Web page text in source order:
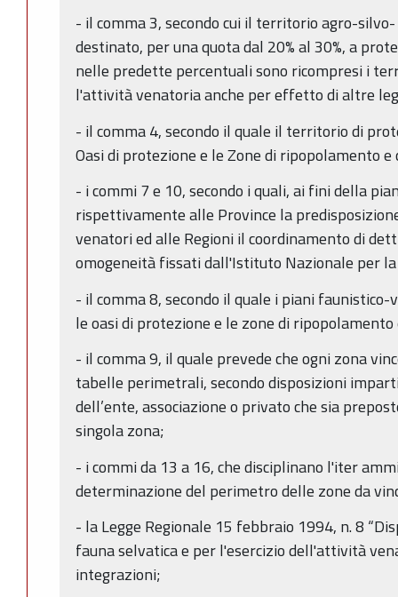
- il comma 3, secondo cui il territorio agro-
destinato, per una quota dal 20% al 30%, a
nelle predette percentuali sono ricompresi i
l'attività venatoria anche per effetto di altre
- il comma 4, secondo il quale il territorio di
Oasi di protezione e le Zone di ripopolamento
- i commi 7 e 10, secondo i quali, ai fini della
rispettivamente alle Province la
venatori ed alle Regioni il coordinamento di
omogeneità fissati dall'Istituto Nazionale per la
- il comma 8, secondo il quale i piani
le oasi di protezione e le zone di
- il comma 9, il quale prevede che ogni zona
tabelle perimetrali, secondo disposizioni
dell’ente, associazione o privato che sia
singola zona;
- i commi da 13 a 16, che disciplinano l'iter
determinazione del perimetro delle zone da
- la Legge Regionale 15 febbraio 1994, n. 8
fauna selvatica e per l'esercizio dell'attività
integrazioni;